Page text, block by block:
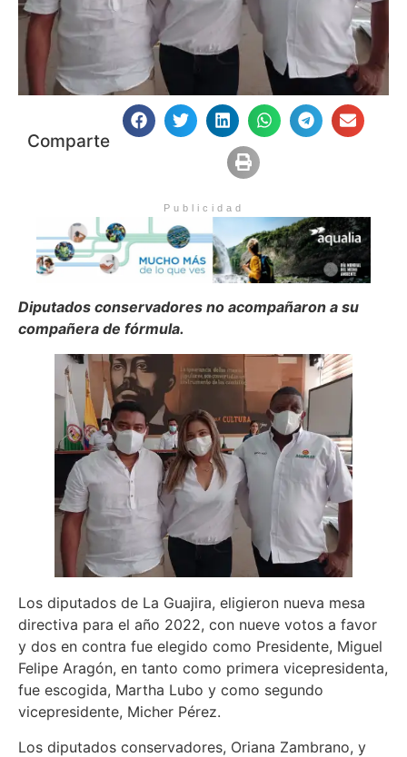
Comparte
Publicidad
Diputados conservadores no acompañaron a su
compañera de fórmula.
Los diputados de La Guajira, eligieron nueva mesa
directiva para el año 2022, con nueve votos a favor
y dos en contra fue elegido como Presidente, Miguel
Felipe Aragón, en tanto como primera vicepresidenta,
fue escogida, Martha Lubo y como segundo
vicepresidente, Micher Pérez.
Los diputados conservadores, Oriana Zambrano, y